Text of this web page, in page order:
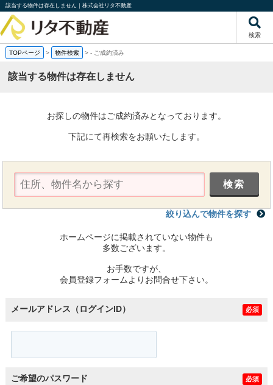
該当する物件は存在しません｜株式会社リタ不動産
検索
TOPページ > 物件検索 >- ご成約済み
該当する物件は存在しません
お探しの物件はご成約済みとなっております。
下記にて再検索をお願いたします。
絞り込んで物件を探す
ホームページに掲載されていない物件も
多数ございます。
お手数ですが、
会員登録フォームよりお問合せ下さい。
メールアドレス（ログインID） 必須
ご希望のパスワード 必須